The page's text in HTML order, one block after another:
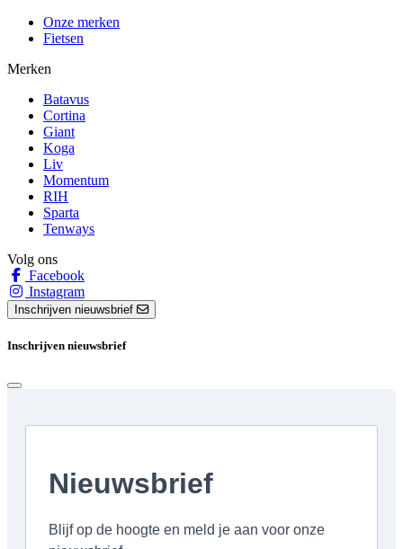
Onze merken
Fietsen
Merken
Batavus
Cortina
Giant
Koga
Liv
Momentum
RIH
Sparta
Tenways
Volg ons
Facebook
Instagram
Inschrijven nieuwsbrief
Inschrijven nieuwsbrief